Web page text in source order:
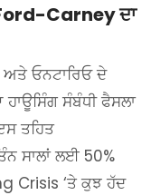
Carney ਦਾ
ਓਨਟਾਰਿਓ ਦੇ
ਸੰਬੰਧੀ ਫੈਸਲਾ
ਤਹਿਤ
ਸਾਲਾਂ ਲਈ 50%
Crisis ‘ਤੇ ਕੁਝ ਹੱਦ